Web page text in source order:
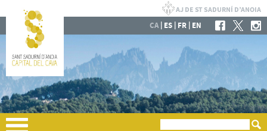
CA| ES | FR | EN